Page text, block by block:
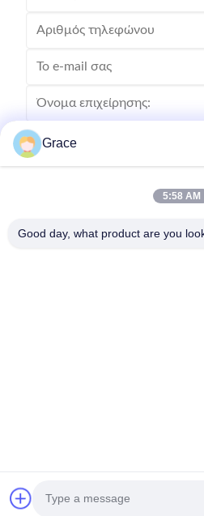
© 2026 Zhuzhou Zopoise Technology
Grace
5:58 AM
Good day, what product are you